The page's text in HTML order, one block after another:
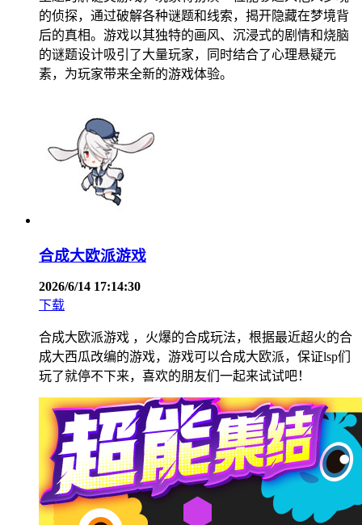
的侦探，通过破解各种谜题和线索，揭开隐藏在梦境背
后的真相。游戏以其独特的画风、沉浸式的剧情和烧脑
的谜题设计吸引了大量玩家，同时结合了心理悬疑元
素，为玩家带来全新的游戏体验。
合成大欧派游戏
2026/6/14 17:14:30
下载
合成大欧派游戏 ，火爆的合成玩法，根据最近超火的合
成大西瓜改编的游戏，游戏可以合成大欧派，保证lsp们
玩了就停不下来，喜欢的朋友们一起来试试吧！